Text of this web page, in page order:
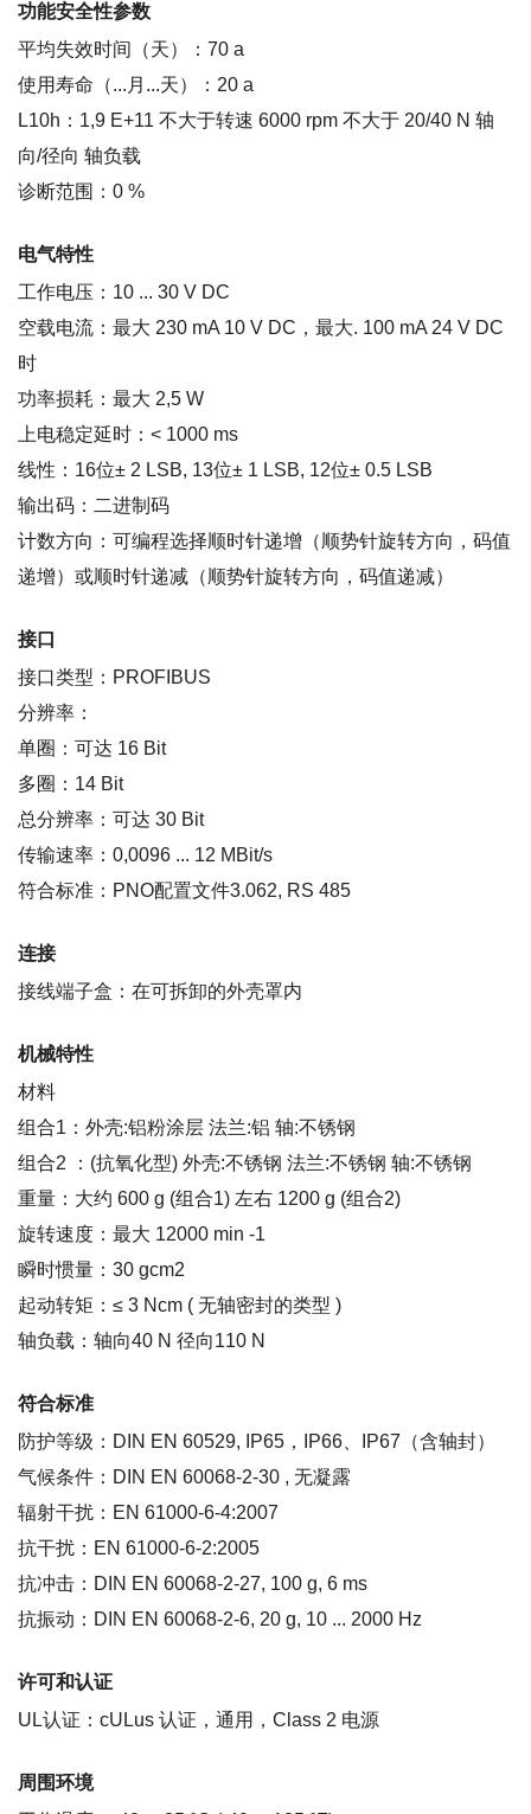
功能安全性参数
平均失效时间（天）：70 a
使用寿命（...月...天）：20 a
L10h：1,9 E+11 不大于转速 6000 rpm 不大于 20/40 N 轴
向/径向 轴负载
诊断范围：0 %
电气特性
工作电压：10 ... 30 V DC
空载电流：最大 230 mA 10 V DC，最大. 100 mA 24 V DC
时
功率损耗：最大 2,5 W
上电稳定延时：< 1000 ms
线性：16位± 2 LSB, 13位± 1 LSB, 12位± 0.5 LSB
输出码：二进制码
计数方向：可编程选择顺时针递增（顺势针旋转方向，码值
递增）或顺时针递减（顺势针旋转方向，码值递减）
接口
接口类型：PROFIBUS
分辨率：
单圈：可达 16 Bit
多圈：14 Bit
总分辨率：可达 30 Bit
传输速率：0,0096 ... 12 MBit/s
符合标准：PNO配置文件3.062, RS 485
连接
接线端子盒：在可拆卸的外壳罩内
机械特性
材料
组合1：外壳:铝粉涂层 法兰:铝 轴:不锈钢
组合2 ：(抗氧化型) 外壳:不锈钢 法兰:不锈钢 轴:不锈钢
重量：大约 600 g (组合1) 左右 1200 g (组合2)
旋转速度：最大 12000 min -1
瞬时惯量：30 gcm2
起动转矩：≤ 3 Ncm ( 无轴密封的类型 )
轴负载：轴向40 N 径向110 N
符合标准
防护等级：DIN EN 60529, IP65，IP66、IP67（含轴封）
气候条件：DIN EN 60068-2-30 , 无凝露
辐射干扰：EN 61000-6-4:2007
抗干扰：EN 61000-6-2:2005
抗冲击：DIN EN 60068-2-27, 100 g, 6 ms
抗振动：DIN EN 60068-2-6, 20 g, 10 ... 2000 Hz
许可和认证
UL认证：cULus 认证，通用，Class 2 电源
周围环境